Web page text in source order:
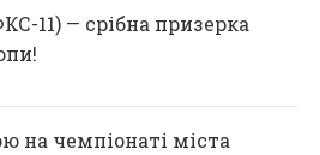
11) — срібна призерка
на чемпіонаті міста